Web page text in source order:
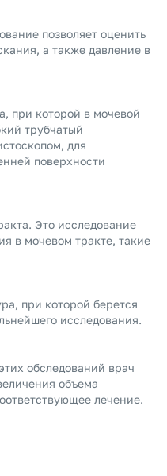
позволяет оценить
а также давление в
при которой в мочевой
трубчатый
для
поверхности
Это исследование
в мочевом тракте, такие
при которой берется
исследования.
обследований врач
объема
лечение.